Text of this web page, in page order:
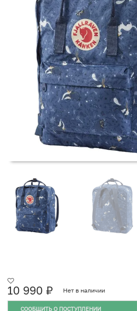
10 990 ₽ Нет в наличии
СООБЩИТЬ О ПОСТУПЛЕНИИ